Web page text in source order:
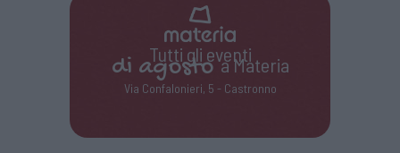
Tutti gli eventi
di agostoa Materia
Via Confalonieri, 5 - Castronno